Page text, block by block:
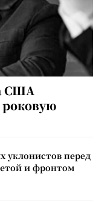
США
роковую
уклонистов перед
и фронтом